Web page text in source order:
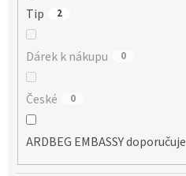
Tip 2
Dárek k nákupu 0
České 0
ARDBEG EMBASSY doporučuje